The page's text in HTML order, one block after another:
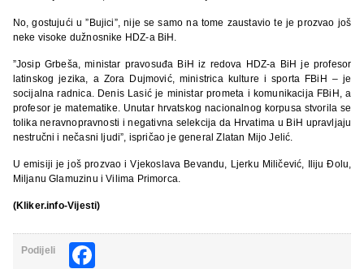
No, gostujući u ”Bujici”, nije se samo na tome zaustavio te je prozvao još
neke visoke dužnosnike HDZ-a BiH.
”Josip Grbeša, ministar pravosuđa BiH iz redova HDZ-a BiH je profesor
latinskog jezika, a Zora Dujmović, ministrica kulture i sporta FBiH – je
socijalna radnica. Denis Lasić je ministar prometa i komunikacija FBiH, a
profesor je matematike. Unutar hrvatskog nacionalnog korpusa stvorila se
tolika neravnopravnosti i negativna selekcija da Hrvatima u BiH upravljaju
nestručni i nečasni ljudi”, ispričao je general Zlatan Mijo Jelić.
U emisiji je još prozvao i Vjekoslava Bevandu, Ljerku Miličević, Iliju Đolu,
Miljanu Glamuzinu i Vilima Primorca.
(Kliker.info-Vijesti)
Podijeli